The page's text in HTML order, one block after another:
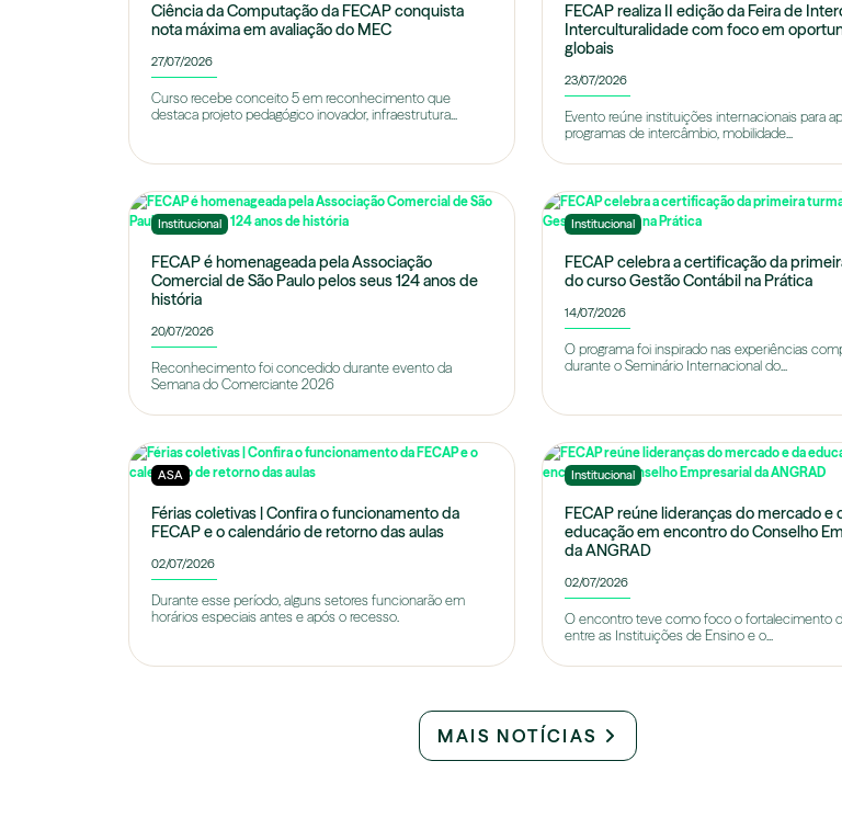
Ciência da Computação da FECAP conquista
nota máxima em avaliação do MEC
27/07/2026
Curso recebe conceito 5 em reconhecimento que
destaca projeto pedagógico inovador, infraestrutura...
FECAP realiza II edição da Feira de
Interculturalidade com foco em
globais
23/07/2026
Evento reúne instituições internacionais para
programas de intercâmbio, mobilidade...
Institucional
FECAP é homenageada pela Associação
Comercial de São Paulo pelos seus 124 anos de
história
20/07/2026
Reconhecimento foi concedido durante evento da
Semana do Comerciante 2026
Institucional
FECAP celebra a certificação da
do curso Gestão Contábil na Prática
14/07/2026
O programa foi inspirado nas experiências
durante o Seminário Internacional do...
ASA
Férias coletivas | Confira o funcionamento da
FECAP e o calendário de retorno das aulas
02/07/2026
Durante esse período, alguns setores funcionarão em
horários especiais antes e após o recesso.
Institucional
FECAP reúne lideranças do mercado e
educação em encontro do Conselho
da ANGRAD
02/07/2026
O encontro teve como foco o fortalecimento
entre as Instituições de Ensino e o...
MAIS NOTÍCIAS